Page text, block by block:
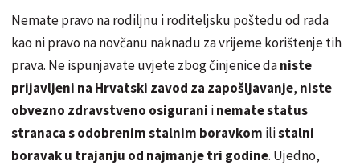
Nemate pravo na rodiljnu i roditeljsku poštedu od rada
kao ni pravo na novčanu naknadu za vrijeme korištenje tih
prava. Ne ispunjavate uvjete zbog činjenice daniste
prijavljeni na Hrvatski zavod za zapošljavanje, niste
obvezno zdravstveno osigurani inemate status
stranaca s odobrenim stalnim boravkom ilistalni
boravak u trajanju od najmanje tri godine. Ujedno,